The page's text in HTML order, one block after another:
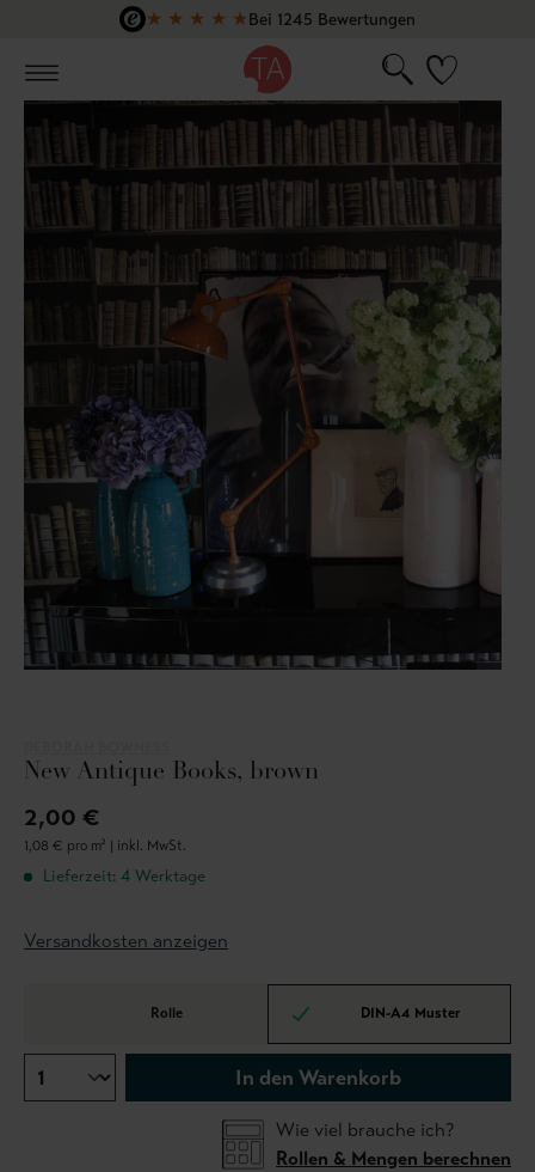
Zum Hauptinhalt springen
★ ★ ★ ★ ★Bei 1245 Bewertungen
New Antique Books, brown
2,00 €
1,08 € pro m² | inkl. MwSt.
Lieferzeit: 4 Werktage
Versandkosten anzeigen
Rolle DIN-A4 Muster
In den Warenkorb
Wie viel brauche ich?
Rollen & Mengen berechnen